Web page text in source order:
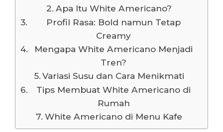
Apa Itu White Americano?
Profil Rasa: Bold namun Tetap
Creamy
Mengapa White Americano Menjadi
Tren?
Variasi Susu dan Cara Menikmati
Tips Membuat White Americano di
Rumah
White Americano di Menu Kafe